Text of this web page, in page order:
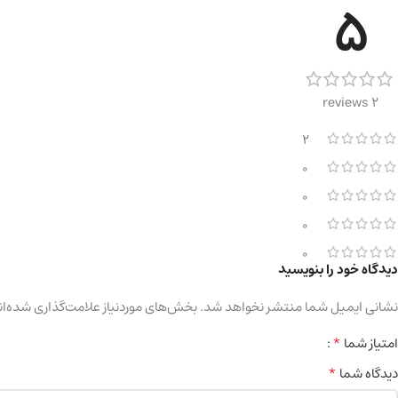
5
2 reviews
2
0
0
0
0
دیدگاه خود را بنویسید
نشانی ایمیل شما منتشر نخواهد شد.بخش‌های موردنیاز علامت‌گذاری
امتیاز شما*
دیدگاه شما*